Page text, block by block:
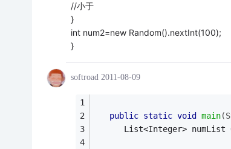
//小于
}
int num2=new Random().nextInt(100);
}
softroad 2011-08-09
public static void main
List<Integer> numList